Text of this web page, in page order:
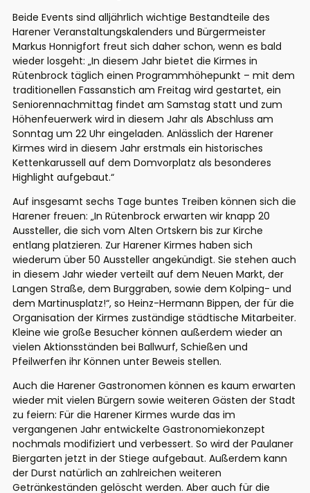
Beide Events sind alljährlich wichtige Bestandteile des
Harener Veranstaltungskalenders und Bürgermeister
Markus Honnigfort freut sich daher schon, wenn es bald
wieder losgeht: „In diesem Jahr bietet die Kirmes in
Rütenbrock täglich einen Programmhöhepunkt – mit dem
traditionellen Fassanstich am Freitag wird gestartet, ein
Seniorennachmittag findet am Samstag statt und zum
Höhenfeuerwerk wird in diesem Jahr als Abschluss am
Sonntag um 22 Uhr eingeladen. Anlässlich der Harener
Kirmes wird in diesem Jahr erstmals ein historisches
Kettenkarussell auf dem Domvorplatz als besonderes
Highlight aufgebaut.“
Auf insgesamt sechs Tage buntes Treiben können sich die
Harener freuen: „In Rütenbrock erwarten wir knapp 20
Aussteller, die sich vom Alten Ortskern bis zur Kirche
entlang platzieren. Zur Harener Kirmes haben sich
wiederum über 50 Aussteller angekündigt. Sie stehen auch
in diesem Jahr wieder verteilt auf dem Neuen Markt, der
Langen Straße, dem Burggraben, sowie dem Kolping- und
dem Martinusplatz!“, so Heinz-Hermann Bippen, der für die
Organisation der Kirmes zuständige städtische Mitarbeiter.
Kleine wie große Besucher können außerdem wieder an
vielen Aktionsständen bei Ballwurf, Schießen und
Pfeilwerfen ihr Können unter Beweis stellen.
Auch die Harener Gastronomen können es kaum erwarten
wieder mit vielen Bürgern sowie weiteren Gästen der Stadt
zu feiern: Für die Harener Kirmes wurde das im
vergangenen Jahr entwickelte Gastronomiekonzept
nochmals modifiziert und verbessert. So wird der Paulaner
Biergarten jetzt in der Stiege aufgebaut. Außerdem kann
der Durst natürlich an zahlreichen weiteren
Getränkeständen gelöscht werden. Aber auch für die